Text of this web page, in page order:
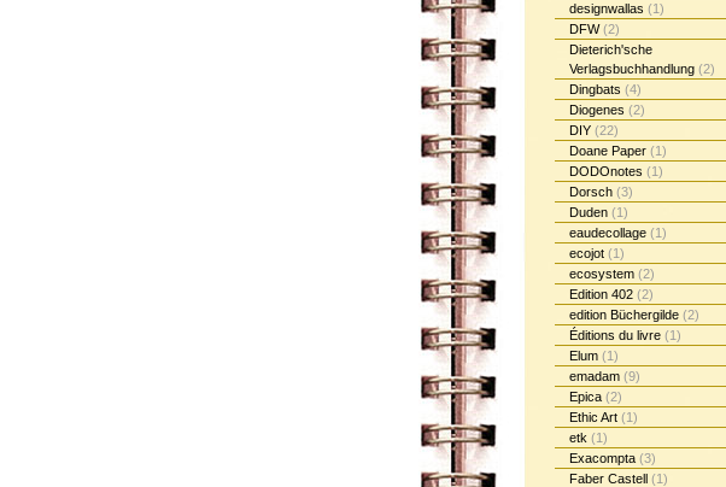
designwallas (1)
DFW(2)
Dieterich'sche
Verlagsbuchhandlung (2)
Dingbats (4)
Diogenes (2)
DIY (22)
Doane Paper (1)
DODOnotes (1)
Dorsch (3)
Duden (1)
eaudecollage (1)
ecojot (1)
ecosystem (2)
Edition 402 (2)
edition Büchergilde (2)
Éditions du livre (1)
Elum (1)
emadam (9)
Epica (2)
Ethic Art (1)
etk (1)
Exacompta (3)
Faber Castell (1)